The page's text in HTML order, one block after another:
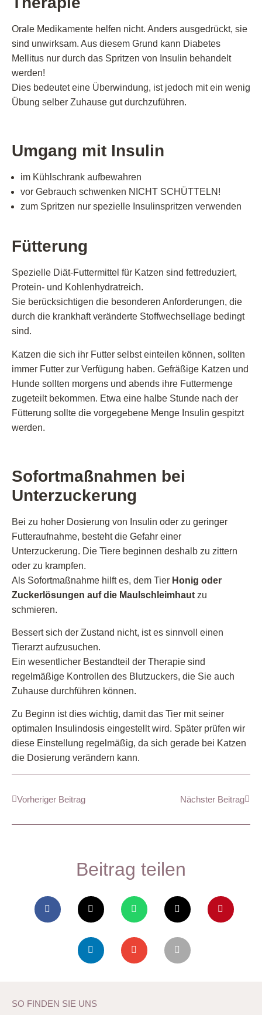
Orale Medikamente helfen nicht. Anders ausgedrückt, sie
sind unwirksam. Aus diesem Grund kann Diabetes
Mellitus nur durch das Spritzen von Insulin behandelt
werden!
Dies bedeutet eine Überwindung, ist jedoch mit ein wenig
Übung selber Zuhause gut durchzuführen.
Umgang mit Insulin
im Kühlschrank aufbewahren
vor Gebrauch schwenken NICHT SCHÜTTELN!
zum Spritzen nur spezielle Insulinspritzen verwenden
Fütterung
Spezielle Diät-Futtermittel für Katzen sind fettreduziert,
Protein- und Kohlenhydratreich.
Sie berücksichtigen die besonderen Anforderungen, die
durch die krankhaft veränderte Stoffwechsellage bedingt
sind.
Katzen die sich ihr Futter selbst einteilen können, sollten
immer Futter zur Verfügung haben. Gefräßige Katzen und
Hunde sollten morgens und abends ihre Futtermenge
zugeteilt bekommen. Etwa eine halbe Stunde nach der
Fütterung sollte die vorgegebene Menge Insulin gespitzt
werden.
Sofortmaßnahmen bei
Unterzuckerung
Bei zu hoher Dosierung von Insulin oder zu geringer
Futteraufnahme, besteht die Gefahr einer
Unterzuckerung. Die Tiere beginnen deshalb zu zittern
oder zu krampfen.
Als Sofortmaßnahme hilft es, dem Tier Honig oder
Zuckerlösungen auf die Maulschleimhaut zu
schmieren.
Bessert sich der Zustand nicht, ist es sinnvoll einen
Tierarzt aufzusuchen.
Ein wesentlicher Bestandteil der Therapie sind
regelmäßige Kontrollen des Blutzuckers, die Sie auch
Zuhause durchführen können.
Zu Beginn ist dies wichtig, damit das Tier mit seiner
optimalen Insulindosis eingestellt wird. Später prüfen wir
diese Einstellung regelmäßig, da sich gerade bei Katzen
die Dosierung verändern kann.
Vorheriger Beitrag Nächster Beitrag
Beitrag teilen
SO FINDEN SIE UNS